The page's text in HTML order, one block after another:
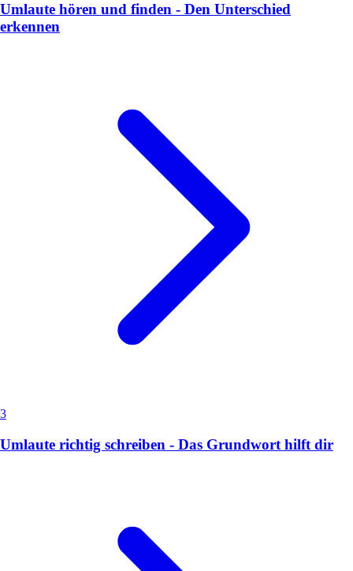
Umlaute hören und finden - Den Unterschied
erkennen
3
Umlaute richtig schreiben - Das Grundwort hilft dir